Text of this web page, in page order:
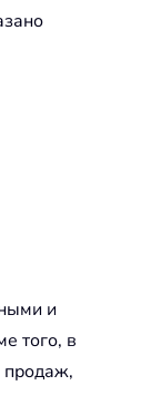
и
того, в
продаж,